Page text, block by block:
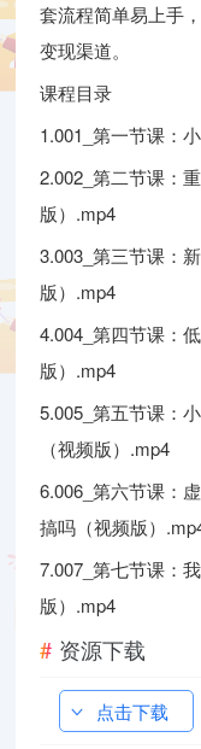
套流程简单易上手
变现渠道。
课程目录
1.001_第一节课：
2.002_第二节课：
版）.mp4
3.003_第三节课：
版）.mp4
4.004_第四节课：
版）.mp4
5.005_第五节课：
（视频版）.mp4
6.006_第六节课：
搞吗（视频版）
7.007_第七节课：
版）.mp4
资源下载
点击下载